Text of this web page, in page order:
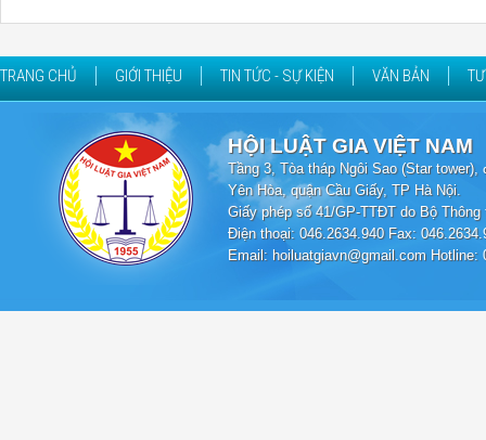
TRANG CHỦ GIỚI THIỆU TIN TỨC - SỰ KIỆN VĂN BẢN
HỘI LUẬT GIA VIỆT NAM
Tầng 3, Tòa tháp Ngôi Sao (Star
Yên Hòa, quận Cầu Giấy, TP Hà Nội.
Giấy phép số 41/GP-TTĐT do Bộ
Điện thoại: 046.2634.940 Fax:
Email: hoiluatgiavn@gmail.com Hotline: